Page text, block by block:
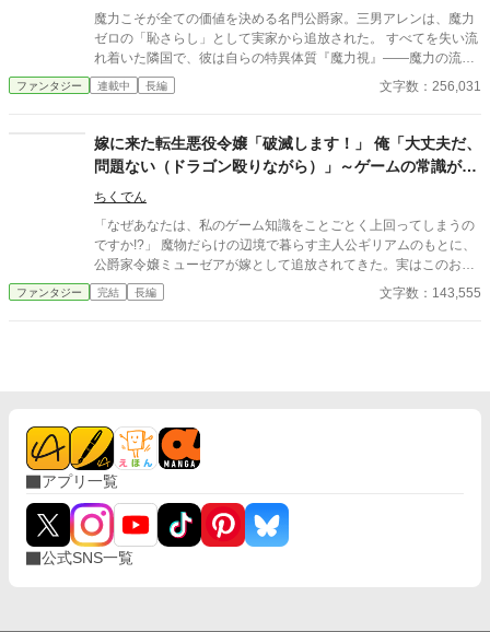
そして、あなたこそがわたしの主です」 ラウルの外れ技能【原型
復元】には、壊れた神器を本来の姿へ戻す力があった。 聖剣、神
盾、魔導鎧、古代要塞――。 捨てられた神器を直すたび、最強の
美少女が仲間になっていく。 これは無能扱いされた修理師が、愛
の重い神器たちと辺境工房を築き、やがて壊れかけた世界まで修
魔力こそが全ての価値を決める名門公爵家。三男アレンは、魔力
ゼロの「恥さらし」として実家から追放された。 すべてを失い流
れ着いた隣国で、彼は自らの特異体質『魔力視』――魔力の流れ
を完璧に視る才能を開花させる。王女リリアーナに見出された彼
は、魔道具技師として次々と革新的な発明を生み出し、瞬く間に
は帝国との戦争で滅亡の危機に。彼らが最後の望みを託した同盟
国の最新兵器。その開発者こそが、追放した無能な息子アレンだ
と知った時、家族の後悔は絶望へと変わる――。
ファンタジー 連載中 長編 文字数：256,031
嫁に来た転生悪役令嬢「破滅します！」 俺「大丈夫だ、
問題ない（ドラゴン殴りながら）」～ゲームの常識が通
用しない辺境領主の無自覚成り上がり～
ちくでん
「なぜあなたは、私のゲーム知識をことごとく上回ってしまうの
ですか!?」 魔物だらけの辺境で暮らす主人公ギリアムのもとに、
公爵家令嬢ミューゼアが嫁として追放されてきた。実はこのお嫁
さん、ゲーム世界に転生してきた転生悪役令嬢だったのです。 本
来のゲームでは外道の悪役貴族だったはずのギリアム。ミューゼ
と生活しながらもだんだんと世の中に（意図せず）影響力を発揮
していってしまう二人の物語です。
ファンタジー 完結 長編 文字数：143,555
アプリ一覧
公式SNS一覧